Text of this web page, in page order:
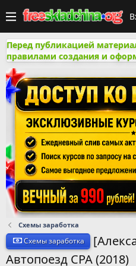
Перед публикацией
правилами создания и
Схемы заработка
Схемы заработка
Автопоезд CPA (2018)